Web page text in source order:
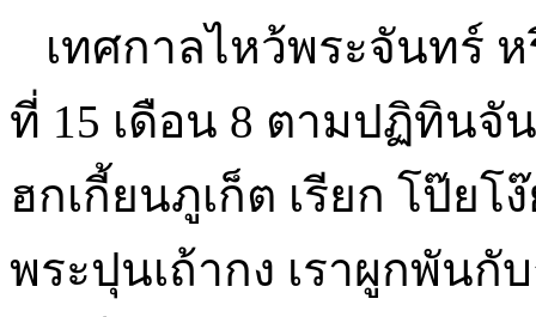
เทศกาลไหว้พระจันทร์ ห
ที่ 15 เดือน 8 ตามปฏิทิน
ฮกเกี้ยนภูเก็ต เรียก โป๊ย
พระปุนเถ้ากง เราผูกพัน